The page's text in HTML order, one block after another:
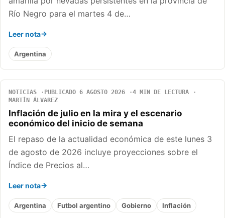
Río Negro para el martes 4 de…
Leer nota
Argentina
NOTICIAS PUBLICADO 6 AGOSTO 2026
4 MIN DE LECTURA
MARTÍN ÁLVAREZ
Inflación de julio en la mira y el escenario
económico del inicio de semana
El repaso de la actualidad económica de este lunes 3
de agosto de 2026 incluye proyecciones sobre el
Índice de Precios al…
Leer nota
Argentina Futbol argentino Gobierno Inflación